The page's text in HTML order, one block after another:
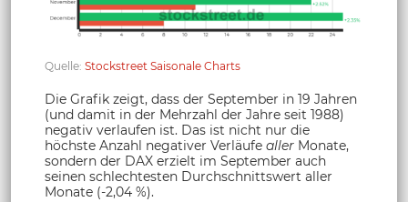
Quelle: Stockstreet Saisonale Charts
Die Grafik zeigt, dass der September in 19 Jahren
(und damit in der Mehrzahl der Jahre seit 1988)
negativ verlaufen ist. Das ist nicht nur die
höchste Anzahl negativer Verläufe aller Monate,
sondern der DAX erzielt im September auch
seinen schlechtesten Durchschnittswert aller
Monate (-2,04 %).